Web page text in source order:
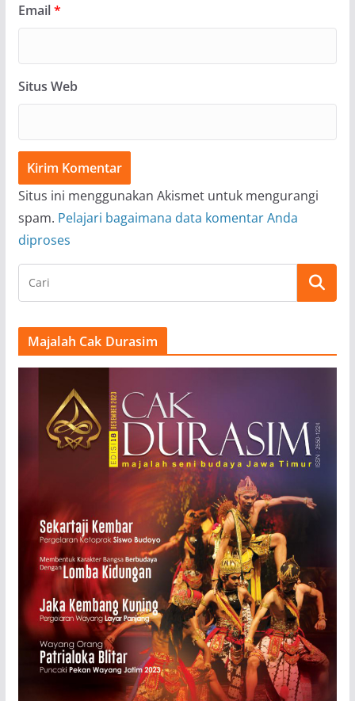
Email*
Situs Web
Situs ini menggunakan Akismet untuk mengurangi
spam. Pelajari bagaimana data komentar Anda
diproses
Majalah Cak Durasim